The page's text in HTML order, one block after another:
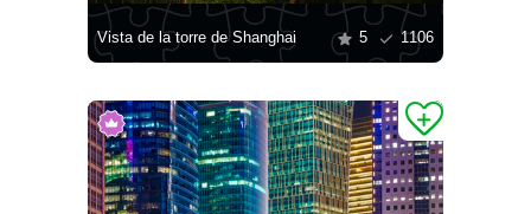
Vista de la torre de Shanghai 5 1106